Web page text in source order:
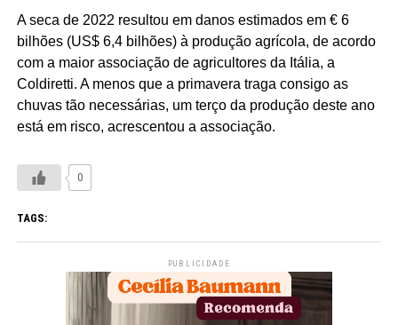
A seca de 2022 resultou em danos estimados em € 6
bilhões (US$ 6,4 bilhões) à produção agrícola, de acordo
com a maior associação de agricultores da Itália, a
Coldiretti. A menos que a primavera traga consigo as
chuvas tão necessárias, um terço da produção deste ano
está em risco, acrescentou a associação.
0
TAGS:
PUBLICIDADE